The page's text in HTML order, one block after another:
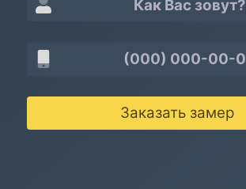
Заказать замер